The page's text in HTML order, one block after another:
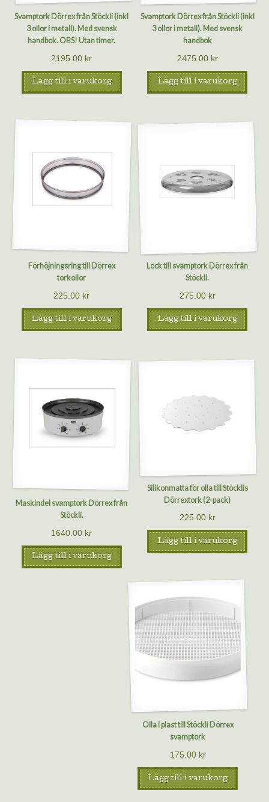
Svamptork Dörrex från Stöckli (inkl
3 ollor i metall). Med svensk
handbok. OBS! Utan timer.
2195.00 kr
Lägg till i varukorg
Svamptork Dörrex från Stöckli (inkl
3 ollor i metall). Med svensk
handbok
2475.00 kr
Lägg till i varukorg
Förhöjningsring till Dörrex
torkollor
225.00 kr
Lägg till i varukorg
Lock till svamptork Dörrex från
Stöckli.
275.00 kr
Lägg till i varukorg
Maskindel svamptork Dörrex från
Stöckli.
1640.00 kr
Lägg till i varukorg
Silikonmatta för olla till Stöcklis
Dörrextork (2-pack)
225.00 kr
Lägg till i varukorg
Olla i plast till Stöckli Dörrex
svamptork
175.00 kr
Lägg till i varukorg